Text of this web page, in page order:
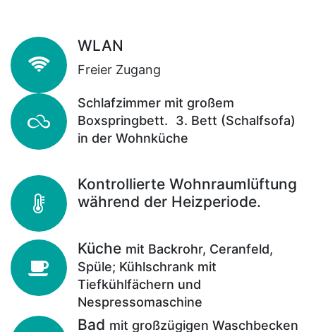
WLAN
Freier Zugang
Schlafzimmer mit großem
Boxspringbett.
3. Bett (Schalfsofa)
in der Wohnküche
Kontrollierte Wohnraumlüftung
während der Heizperiode.
Küche mit Backrohr, Ceranfeld,
Spüle; Kühlschrank mit
Tiefkühlfächern und
Nespressomaschine
Bad mit großzügigen Waschbecken